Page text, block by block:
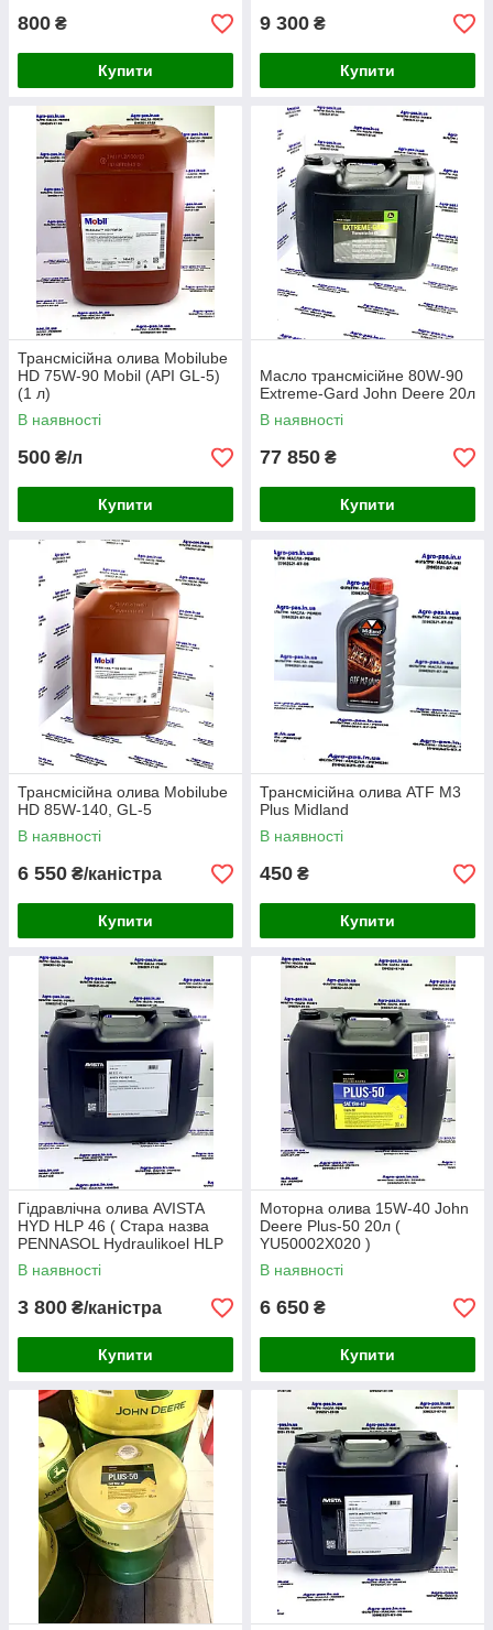
800 ₴
Купити
9 300 ₴
Купити
Трансмісійна олива Mobilube
HD 75W-90 Mobil (API GL-5)
(1 л)
В наявності
500 ₴/л
Купити
Масло трансмісійне 80W-90
Extreme-Gard John Deere 20л
В наявності
77 850 ₴
Купити
Трансмісійна олива Mobilube
HD 85W-140, GL-5
В наявності
6 550 ₴/каністра
Купити
Трансмісійна олива ATF M3
Plus Midland
В наявності
450 ₴
Купити
Гідравлічна олива AVISTA
HYD HLP 46 ( Стара назва
PENNASOL Hydraulikoel HLP
46 )
В наявності
3 800 ₴/каністра
Купити
Моторна олива 15W-40 John
Deere Plus-50 20л (
YU50002X020 )
В наявності
6 650 ₴
Купити